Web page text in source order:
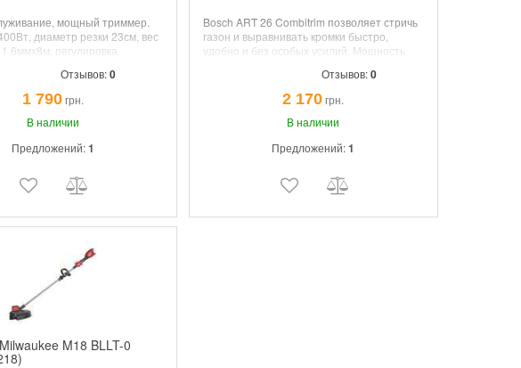
мощный триммер.
диаметр резки 23см, вес
1.6ммх8м, регулировка
Отзывов:0
1 790грн.
В наличии
Предложений:1
Bosch ART 26 Combitrim позволяет стричь
газон и выравнивать кромки быстро,
удобно и без особых усилий. Мощность
регулировка высоты80-115см;
поворот головки; доп. суперлеска
Отзывов:0
2 170грн.
В наличии
Предложений:1
M18 BLLT-0